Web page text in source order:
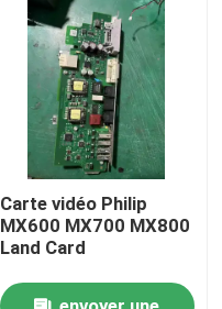
Carte vidéo Philip
MX600 MX700 MX800
Land Card